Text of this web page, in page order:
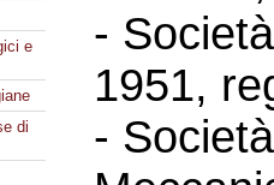
e
di
-
1951,
-